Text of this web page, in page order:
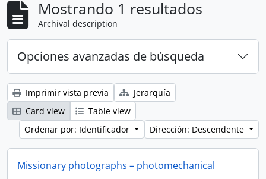
Mostrando 1 resultados
Archival description
Opciones avanzadas de búsqueda
Imprimir vista previa
Jerarquía
Card view
Table view
Ordenar por: Identificador
Dirección: Descendente
Missionary photographs – photomechanical